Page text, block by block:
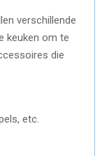
verschillende
keuken om te
die
etc.